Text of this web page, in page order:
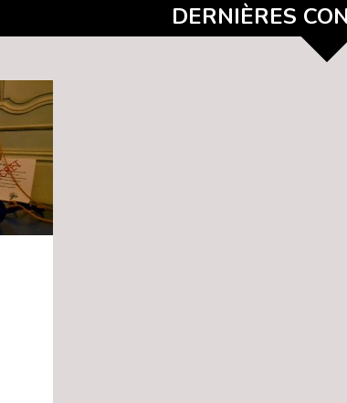
DERNIÈRES